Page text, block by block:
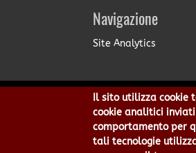
Navigazione
Site Analytics
Città
Il sito utilizza cookie
cookie analitici
comportamento per
tali tecnologie